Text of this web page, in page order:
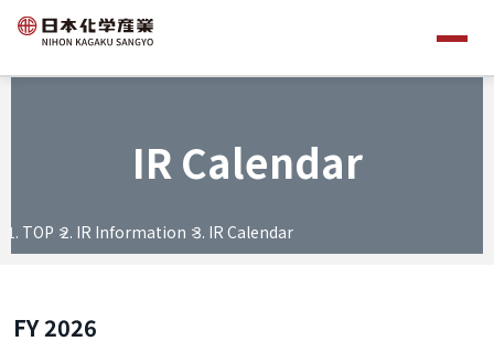
IR Calendar
TOP IR Information IR Calendar
FY 2026